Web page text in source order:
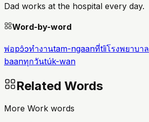
Dad works at the hospital every day.
Word-by-word
พ่อpɔ̂ɔทำงานtam-ngaanที่tîiโรงพยาบาล
baanทุกวันtúk-wan
Related Words
More Work words